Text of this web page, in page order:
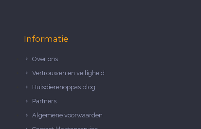
Informatie
Over ons
Vertrouwen en veiligheid
Huisdierenoppas blog
Partners
Algemene voorwaarden